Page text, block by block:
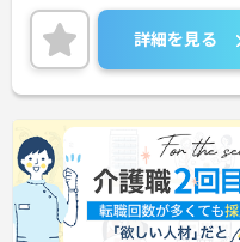
詳細を見る